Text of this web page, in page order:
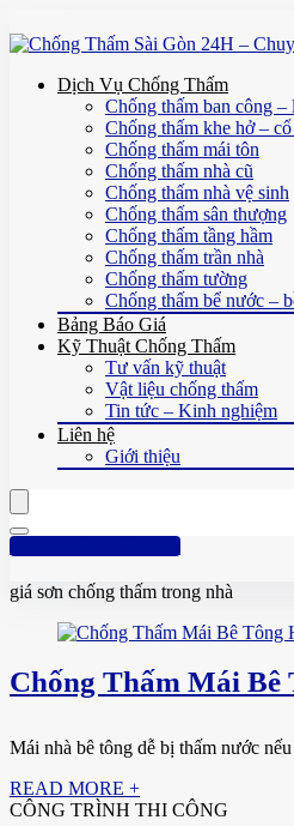
Dịch Vụ Chống Thấm
Chống thấm ban công –
Chống thấm khe hở –
Chống thấm mái tôn
Chống thấm nhà cũ
Chống thấm nhà vệ sinh
Chống thấm sân thượng
Chống thấm tầng hầm
Chống thấm trần nhà
Chống thấm tường
Chống thấm bể nước –
Bảng Báo Giá
Kỹ Thuật Chống Thấm
Tư vấn kỹ thuật
Vật liệu chống thấm
Tin tức – Kinh nghiệm
Liên hệ
Giới thiệu
Hotline: 0961 894 472
giá sơn chống thấm trong nhà
Chống Thấm Mái Bê
Mái nhà bê tông dễ bị thấm nước
READ MORE +
CÔNG TRÌNH THI CÔNG